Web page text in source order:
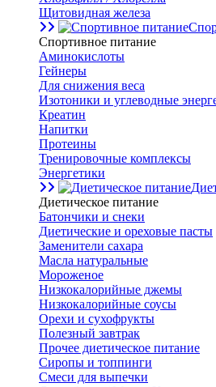
Щитовидная железа
Спортивное питание
Аминокислоты
Гейнеры
Для снижения веса
Изотоники и углеводные
Креатин
Напитки
Протеины
Тренировочные комплексы
Энергетики
Диетическое питание
Батончики и снеки
Диетические и ореховые пасты
Заменители сахара
Масла натуральные
Мороженое
Низкокалорийные джемы
Низкокалорийные соусы
Орехи и сухофрукты
Полезный завтрак
Прочее диетическое питание
Сиропы и топпинги
Смеси для выпечки